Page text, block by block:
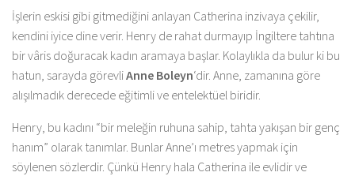
İşlerin eskisi gibi gitmediğini anlayan Catherina inzivaya çekilir,
kendini iyice dine verir. Henry de rahat durmayıp İngiltere tahtına
bir vâris doğuracak kadın aramaya başlar. Kolaylıkla da bulur ki bu
hatun, sarayda görevliAnne Boleyn‘dir. Anne, zamanına göre
alışılmadık derecede eğitimli ve entelektüel biridir.
Henry, bu kadını “bir meleğin ruhuna sahip, tahta yakışan bir genç
hanım” olarak tanımlar. Bunlar Anne’ı metres yapmak için
söylenen sözlerdir. Çünkü Henry hala Catherina ile evlidir ve